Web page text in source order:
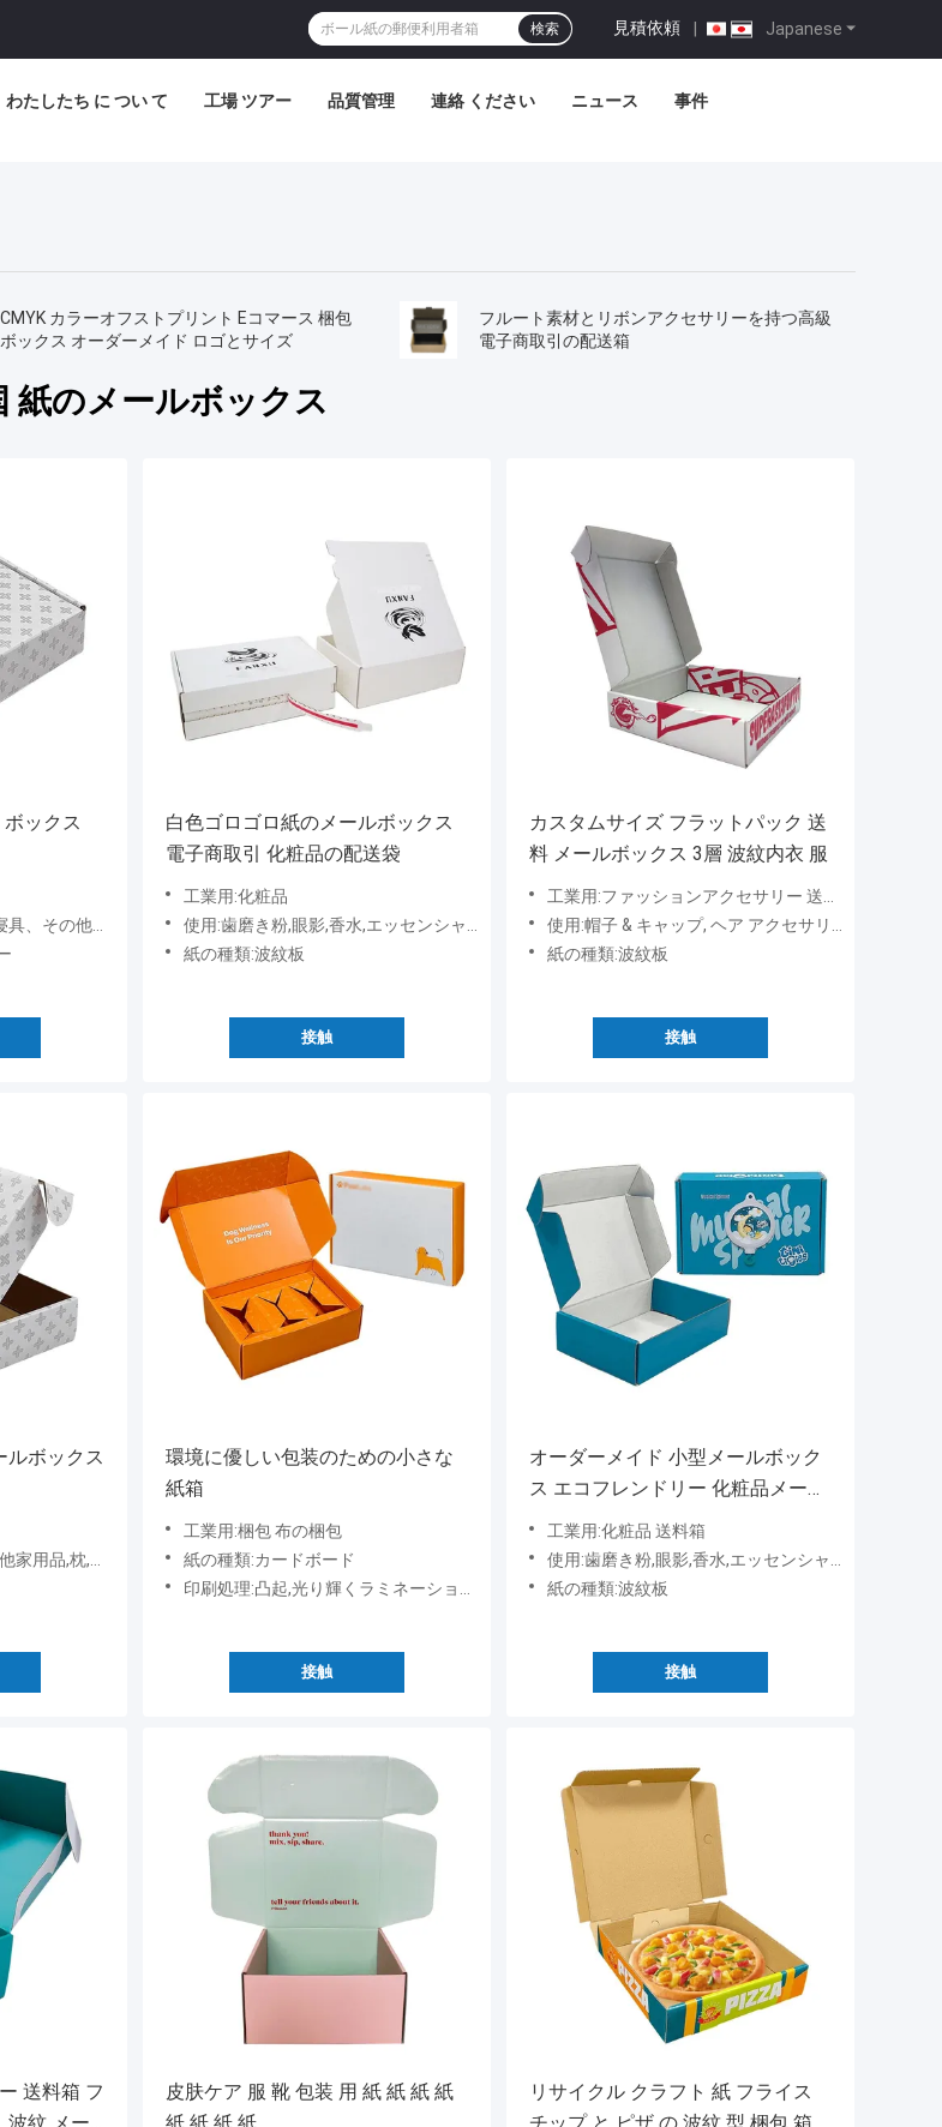
Japanese
見積依頼 |
検索
わたしたち に つい て 工場 ツアー 品質管理 連絡 ください ニュース 事件
CMYK カラーオフストプリント Eコマース 梱包
ボックス オーダーメイド ロゴとサイズ
フルート素材とリボンアクセサリーを持つ高級
電子商取引の配送箱
紙のメールボックス
ックス
、傘、食器、調理器具
白色ゴロゴロ紙のメールボックス
電子商取引 化粧品の配送袋
工業用:化粧品
使用:歯磨き粉,眼影,香水,エッセンシャルオイル,シャンプー,マスカラ,スロープ粉,ネイルポーチオイル,ブラッシュ,アイクリーム,リップスティック,フェイスマスク,フェイスクリーム,ローション,皮膚ケア血清
紙の種類:波紋板
接触
カスタムサイズ フラットパック 送
料 メールボックス 3層 波紋内衣 服
工業用:ファッションアクセサリー 送料箱
使用:帽子 & キャップ, ヘア アクセサリー, スカーフ & ショール, ベルト, ネクタイ, 手袋 & ミトン, その他のファッション アクセサリー
紙の種類:波紋板
接触
ルボックス
,食器,料理用品
環境に優しい包装のための小さな
紙箱
工業用:梱包 布の梱包
紙の種類:カードボード
印刷処理:凸起,光り輝くラミネーション,マットラミネーション,スタンプリング,UVコーティング,バニシング,デボブス
接触
オーダーメイド 小型メールボック
ス エコフレンドリー 化粧品メール
パッケージボックス
工業用:化粧品 送料箱
使用:歯磨き粉,眼影,香水,エッセンシャルオイル,シャンプー,マスカラ,スロープ粉,ネイルポーチオイル,ブラッシュ,アイクリーム,リップスティック,フェイスマスク,フェイスクリーム,ローション,皮膚ケア血清
紙の種類:波紋板
接触
送料箱 フ
皮肤ケア 服 靴 包装 用 紙 紙 紙 紙
リサイクル クラフト 紙 フライス